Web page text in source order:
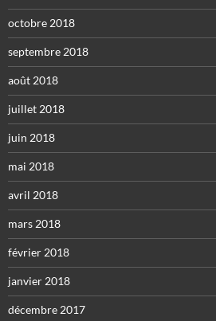
octobre 2018
septembre 2018
août 2018
juillet 2018
juin 2018
mai 2018
avril 2018
mars 2018
février 2018
janvier 2018
décembre 2017